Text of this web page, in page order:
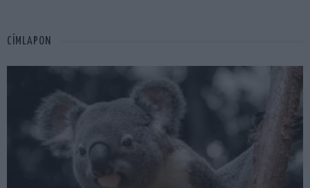
CÍMLAPON